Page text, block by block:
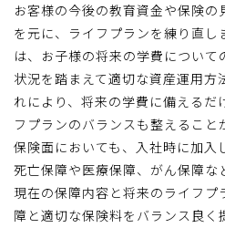
お客様の今後の教育資金や保険
を元に、ライフプランを練り直し
は、お子様の将来の学費につい
状況を踏まえて適切な資産運用方
れにより、将来の学費に備えるだ
フプランのバランスも整えること
保険面においても、入社時に加入
死亡保障や医療保障、がん保障な
現在の保障内容と将来のライフプ
障と適切な保険料をバランス良く